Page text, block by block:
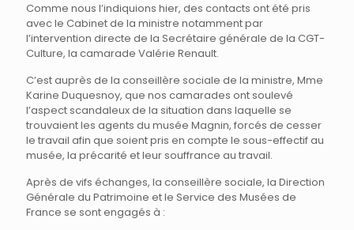
Comme nous l’indiquions hier, des contacts ont été pris
avec le Cabinet de la ministre notamment par
l’intervention directe de la Secrétaire générale de la CGT-
Culture, la camarade Valérie Renault.
C’est auprès de la conseillère sociale de la ministre, Mme
Karine Duquesnoy, que nos camarades ont soulevé
l’aspect scandaleux de la situation dans laquelle se
trouvaient les agents du musée Magnin, forcés de cesser
le travail afin que soient pris en compte le sous-effectif au
musée, la précarité et leur souffrance au travail.
Après de vifs échanges, la conseillère sociale, la Direction
Générale du Patrimoine et le Service des Musées de
France se sont engagés à :